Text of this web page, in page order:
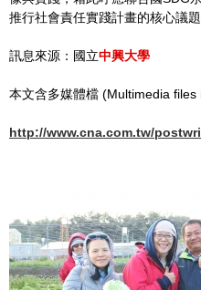
推行社會責任實踐計畫的核心議題
訊息來源：國立中興大學
本文含多媒體檔 (Multimedia files
http://www.cna.com.tw/